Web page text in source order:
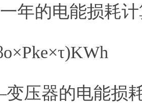
年的电能损耗
压器的电能损